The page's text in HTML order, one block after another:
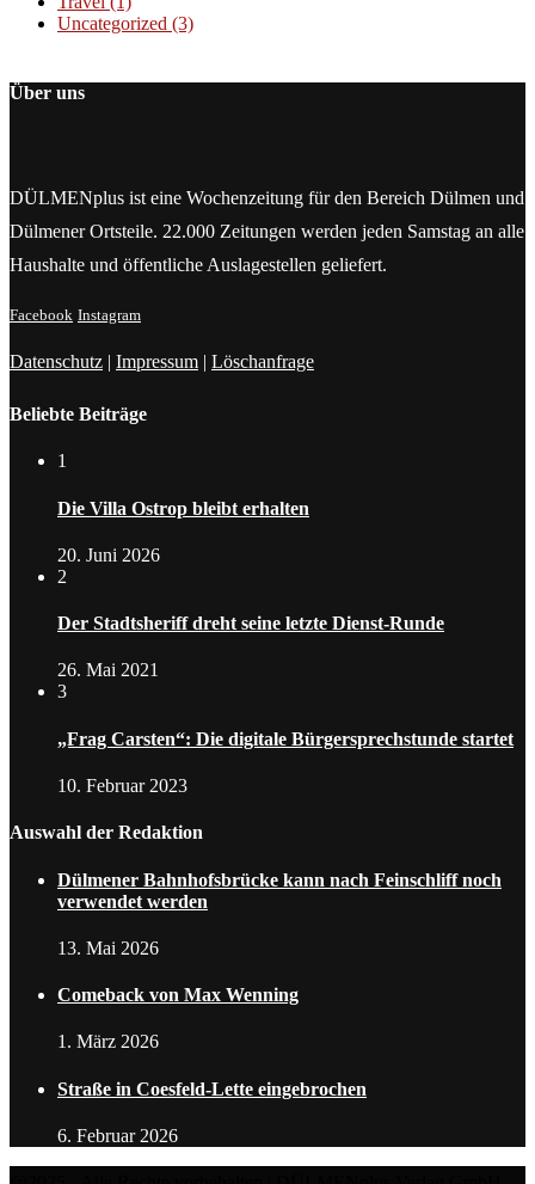
Uncategorized (3)
Über uns
DÜLMENplus ist eine Wochenzeitung für den Bereich Dülmen und
Dülmener Ortsteile. 22.000 Zeitungen werden jeden Samstag an alle
Haushalte und öffentliche Auslagestellen geliefert.
Facebook Instagram
Datenschutz | Impressum | Löschanfrage
Beliebte Beiträge
1
Die Villa Ostrop bleibt erhalten
20. Juni 2026
2
Der Stadtsheriff dreht seine letzte Dienst-Runde
26. Mai 2021
3
„Frag Carsten“: Die digitale Bürgersprechstunde startet
10. Februar 2023
Auswahl der Redaktion
Dülmener Bahnhofsbrücke kann nach Feinschliff noch
verwendet werden
13. Mai 2026
Comeback von Max Wenning
1. März 2026
Straße in Coesfeld-Lette eingebrochen
6. Februar 2026